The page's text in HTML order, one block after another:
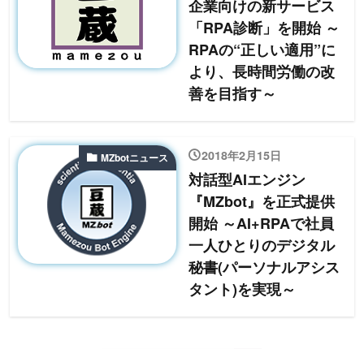
企業向けの新サービス
「RPA診断」を開始 ～
RPAの“正しい適用”に
より、長時間労働の改
善を目指す～
MZbotニュース 2018年2月15日
対話型AIエンジン
『MZbot』を正式提供
開始 ～AI+RPAで社員
一人ひとりのデジタル
秘書(パーソナルアシス
タント)を実現～